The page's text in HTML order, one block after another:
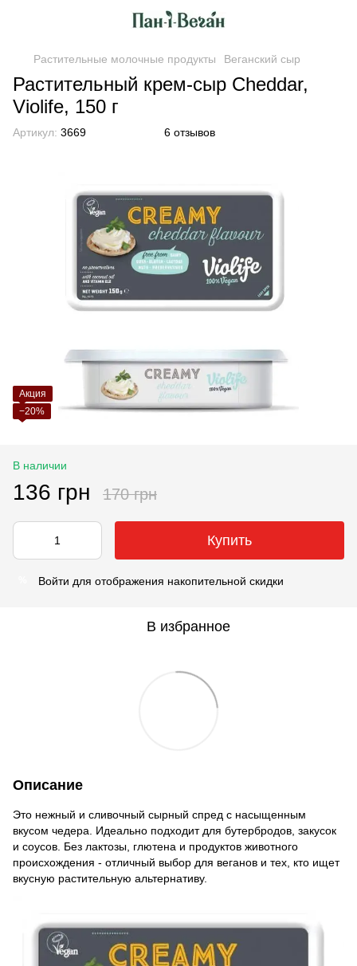
Растительные молочные продукты Веганский сыр
Растительный крем-сыр Cheddar,
Violife, 150 г
Артикул: 3669 6 отзывов
Акция
−20%
В наличии
136 грн 170 грн
Купить
Войти для отображения накопительной скидки
В избранное
Описание
Это нежный и сливочный сырный спред с насыщенным
вкусом чедера. Идеально подходит для бутербродов, закусок
и соусов. Без лактозы, глютена и продуктов животного
происхождения - отличный выбор для веганов и тех, кто ищет
вкусную растительную альтернативу.